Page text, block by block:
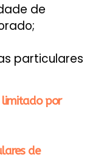
de
particulares
por
de